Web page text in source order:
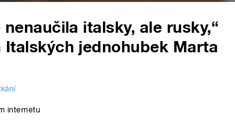
italsky, ale rusky,“
Italských jednohubek Marta
internetu